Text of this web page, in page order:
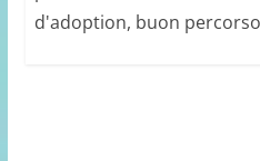
d'adoption, buon